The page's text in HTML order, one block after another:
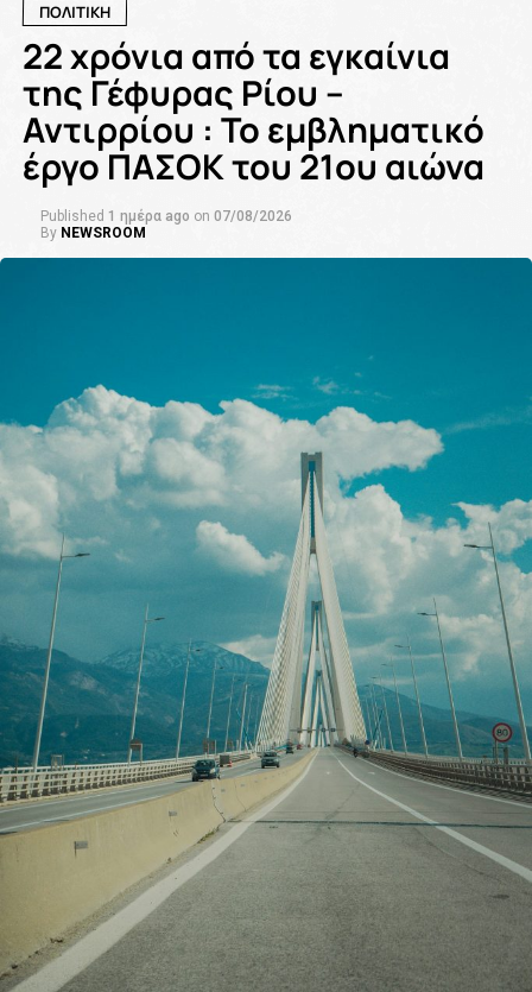
ΠΟΛΙΤΙΚΗ
22 χρόνια από τα εγκαίνια
της Γέφυρας Ρίου –
Αντιρρίου : Το εμβληματικό
έργο ΠΑΣΟΚ του 21ου αιώνα
Published 1 ημέρα ago on 07/08/2026
By NEWSROOM